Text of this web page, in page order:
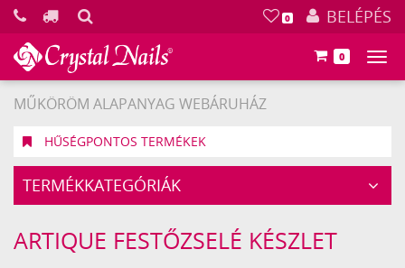
0 BELÉPÉS
0
MŰKÖRÖM ALAPANYAG WEBÁRUHÁZ
HŰSÉGPONTOS TERMÉKEK
TERMÉKKATEGÓRIÁK
ARTIQUE FESTŐZSELÉ KÉSZLET